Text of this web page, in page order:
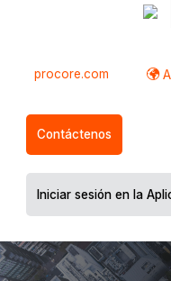
procore.com
Contáctenos
Iniciar sesión en la